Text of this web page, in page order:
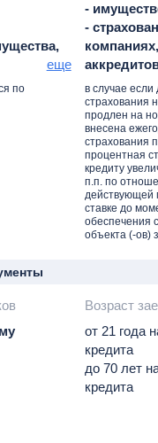
еще
по
-
-
компаниях,
в случае если
страхования
продлен на
внесена
страхования
процентная
кредиту
п.п. по
действующей
ставке до
обеспечения
объекта (-ов)
Возраст
от 21 года
кредита
до 70 лет
кредита